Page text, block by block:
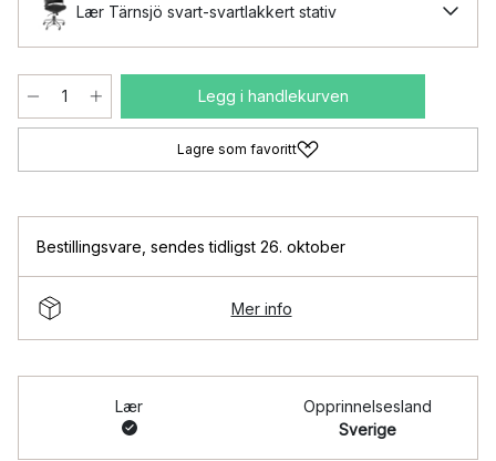
Lær Tärnsjö svart-svartlakkert stativ
Legg i handlekurven
Lagre som favoritt
Bestillingsvare sendes tidligst 26. oktober
Mer info
Lær
Opprinnelsesland
Sverige